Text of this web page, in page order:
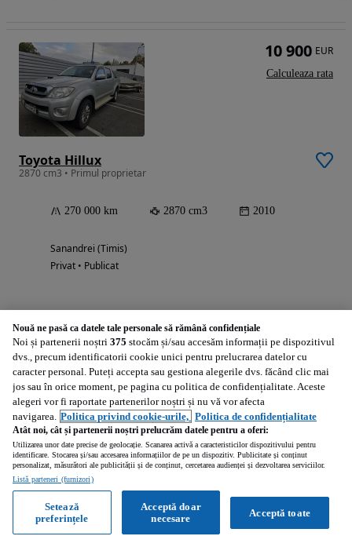
Toyota Hillux
2870 cm3 • Primul proprietar
270 000 km 2870 cm3 2010
Sanandrei (Timis)
Privat • Publicat
10 900 EUR
Calculeaza rata
Toyota Proace
17 600
Calculeaza rata
Nouă ne pasă ca datele tale personale să rămână confidențiale
Noi și partenerii noștri 375 stocăm și/sau accesăm informații pe dispozitivul
dvs., precum identificatorii cookie unici pentru prelucrarea datelor cu
caracter personal. Puteți accepta sau gestiona alegerile dvs. făcând clic mai
jos sau în orice moment, pe pagina cu politica de confidențialitate. Aceste
alegeri vor fi raportate partenerilor noștri și nu vă vor afecta
navigarea. Politica privind cookie-urile, Politica de confidențialitate
Atât noi, cât și partenerii noștri prelucrăm datele pentru a oferi:
Utilizarea unor date precise de geolocație. Scanarea activă a caracteristicilor dispozitivului pentru
identificare. Stocarea și/sau accesarea informațiilor de pe un dispozitiv. Publicitate și conținut
personalizat, măsurători ale publicității și de conținut, cercetarea audienței și dezvoltarea serviciilor.
Listă parteneri (furnizori)
Acceptă toate
Acceptă doar
necesare
Setează
preferințele